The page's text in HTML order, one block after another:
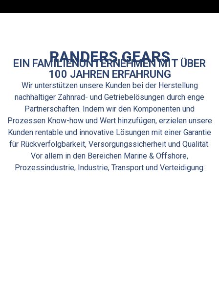
RANDERS GEARS
EIN FAMILIENUNTERNEHMEN MIT ÜBER
100 JAHREN ERFAHRUNG
Wir unterstützen unsere Kunden bei der Herstellung
nachhaltiger Zahnrad- und Getriebelösungen durch enge
Partnerschaften. Indem wir den Komponenten und
Prozessen Know-how und Wert hinzufügen, erzielen unsere
Kunden rentable und innovative Lösungen mit einer Garantie
für Rückverfolgbarkeit, Versorgungssicherheit und Qualität.
Vor allem in den Bereichen Marine & Offshore,
Prozessindustrie, Industrie, Transport und Verteidigung: